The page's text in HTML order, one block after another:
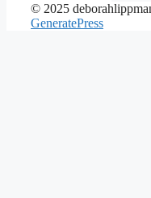
© 2025
GeneratePress